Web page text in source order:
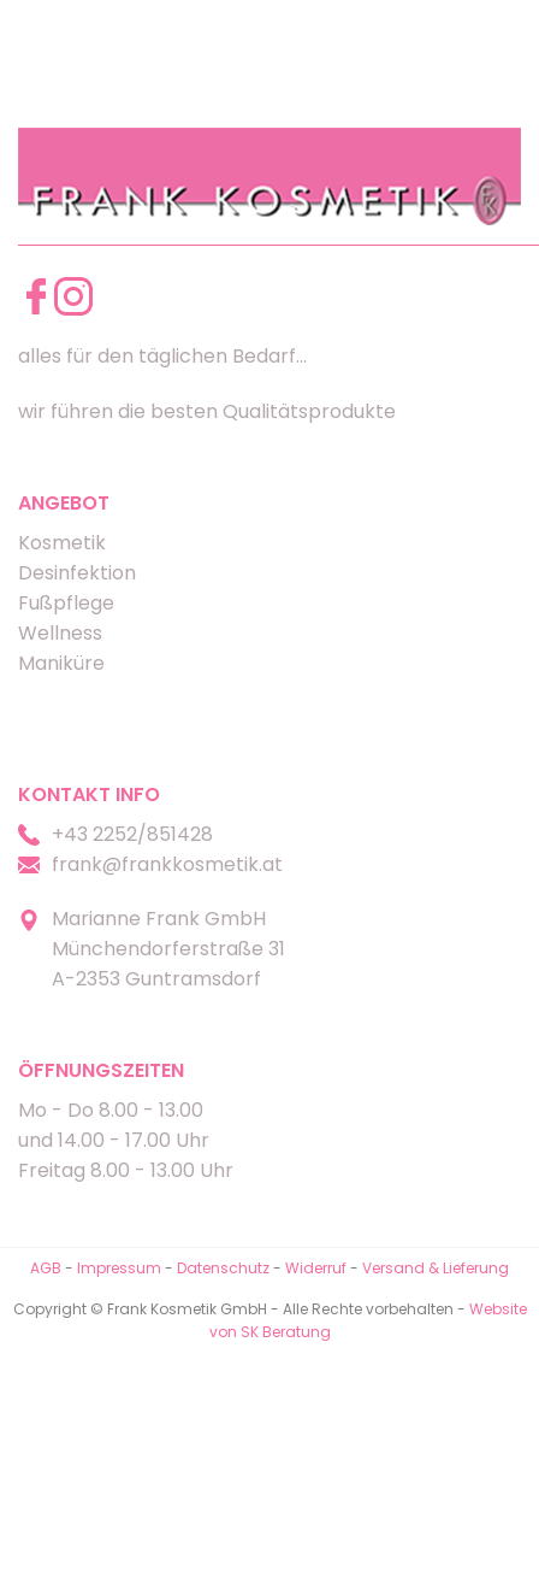
alles für den täglichen Bedarf...
wir führen die besten Qualitätsprodukte
ANGEBOT
Kosmetik
Desinfektion
Fußpflege
Wellness
Maniküre
KONTAKT INFO
+43 2252/851428
frank@frankkosmetik.at
Marianne Frank GmbH
Münchendorferstraße 31
A-2353 Guntramsdorf
ÖFFNUNGSZEITEN
Mo - Do 8.00 - 13.00
und 14.00 - 17.00 Uhr
Freitag 8.00 - 13.00 Uhr
AGB - Impressum - Datenschutz- Widerruf- Versand & Lieferung
Copyright © Frank Kosmetik GmbH - Alle Rechte vorbehalten - Website
von SK Beratung